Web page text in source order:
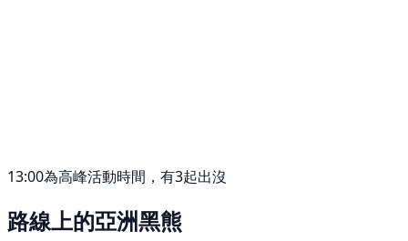
13:00為高峰活動時間，有3起出沒
路線上的亞洲黑熊